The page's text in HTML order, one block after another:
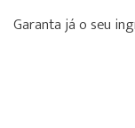
Garanta já o seu